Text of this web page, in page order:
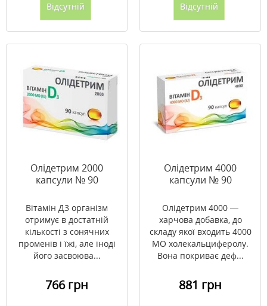
Відсутній Відсутній
Олідетрим 2000
капсули № 90
Вітамін Д3 організм
отримує в достатній
кількості з сонячних
променів і їжі, але іноді
його засвоюва...
766 грн
Олідетрим 4000
капсули № 90
Олідетрим 4000 —
харчова добавка, до
складу якої входить 4000
МО холекальциферолу.
Вона покриває деф...
881 грн